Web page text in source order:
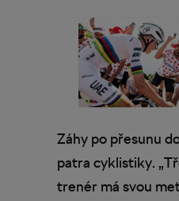
Záhy po přesunu
patra cyklistiky.
trenér má svou